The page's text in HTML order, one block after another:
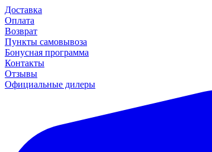
Доставка
Оплата
Возврат
Пункты самовывоза
Бонусная программа
Контакты
Отзывы
Официальные дилеры